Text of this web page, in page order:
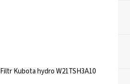
Filtr Kubota hydro W21TSH3A10